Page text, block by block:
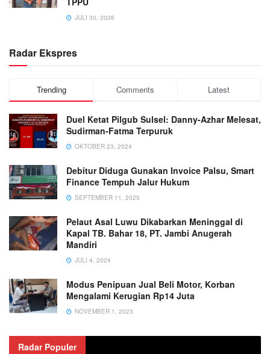
JULI 30, 2026
Radar Ekspres
Trending Comments Latest
Duel Ketat Pilgub Sulsel: Danny-Azhar Melesat,
Sudirman-Fatma Terpuruk
OKTOBER 23, 2024
Debitur Diduga Gunakan Invoice Palsu, Smart
Finance Tempuh Jalur Hukum
SEPTEMBER 11, 2025
Pelaut Asal Luwu Dikabarkan Meninggal di
Kapal TB. Bahar 18, PT. Jambi Anugerah
Mandiri
JULI 4, 2024
Modus Penipuan Jual Beli Motor, Korban
Mengalami Kerugian Rp14 Juta
NOVEMBER 1, 2023
Radar Populer